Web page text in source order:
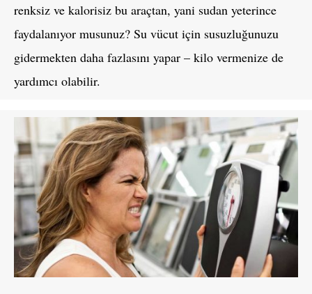
renksiz ve kalorisiz bu araçtan, yani sudan yeterince
faydalanıyor musunuz? Su vücut için susuzluğunuzu
gidermekten daha fazlasını yapar – kilo vermenize de
yardımcı olabilir.